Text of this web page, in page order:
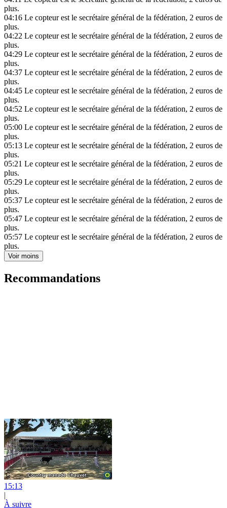
plus.
04:16 Le copteur est le secrétaire général de la fédération, 2 euros de
plus.
04:22 Le copteur est le secrétaire général de la fédération, 2 euros de
plus.
04:29 Le copteur est le secrétaire général de la fédération, 2 euros de
plus.
04:37 Le copteur est le secrétaire général de la fédération, 2 euros de
plus.
04:45 Le copteur est le secrétaire général de la fédération, 2 euros de
plus.
04:52 Le copteur est le secrétaire général de la fédération, 2 euros de
plus.
05:00 Le copteur est le secrétaire général de la fédération, 2 euros de
plus.
05:13 Le copteur est le secrétaire général de la fédération, 2 euros de
plus.
05:21 Le copteur est le secrétaire général de la fédération, 2 euros de
plus.
05:29 Le copteur est le secrétaire général de la fédération, 2 euros de
plus.
05:37 Le copteur est le secrétaire général de la fédération, 2 euros de
plus.
05:47 Le copteur est le secrétaire général de la fédération, 2 euros de
plus.
05:57 Le copteur est le secrétaire général de la fédération, 2 euros de
plus.
Voir moins
Recommandations
15:13
|
À suivre